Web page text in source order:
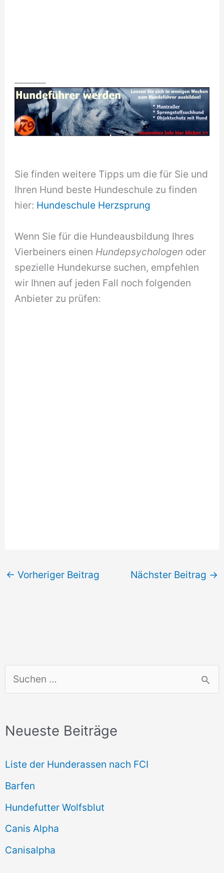
u
h
n
n
a
c
h
Neueste Beiträge
Liste der Hunderassen nach FCI
Barfen
Hundefutter Wolfsblut
Canis Alpha
Canisalpha
Sie finden weitere Tipps um die für Sie und
Ihren Hund beste Hundeschule zu finden
hier: Hundeschule Herzsprung
Wenn Sie für die Hundeausbildung Ihres
Vierbeiners einen Hundepsychologen oder
spezielle Hundekurse suchen, empfehlen
wir Ihnen auf jeden Fall noch folgenden
Anbieter zu prüfen:
← Vorheriger Beitrag Nächster Beitrag →